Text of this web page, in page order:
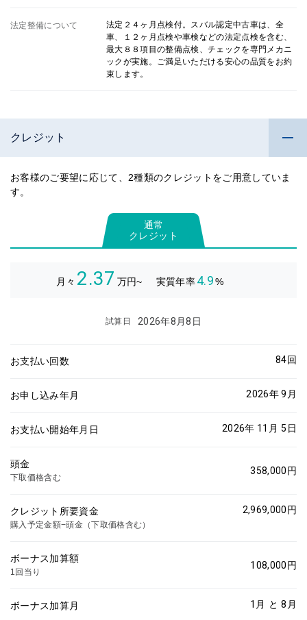
法定整備について
法定２４ヶ月点検付。スバル認定中古車は、全
車、１２ヶ月点検や車検などの法定点検を含む、
最大８８項目の整備点検、チェックを専門メカニ
ックが実施。ご満足いただける安心の品質をお約
束します。
クレジット
お客様のご要望に応じて、2種類のクレジットをご用意していま
す。
通常
クレジット
月々 2.37 万円~ 実質年率4.9%
試算日 2026年8月8日
お支払い回数 84回
お申し込み年月 2026年 9月
お支払い開始年月日 2026年 11月 5 日
頭金
下取価格含む
358,000円
クレジット所要資金
購入予定金額−頭金（下取価格含む）
2,969,000円
ボーナス加算額
1回当り
108,000円
ボーナス加算月 1 月 と8 月